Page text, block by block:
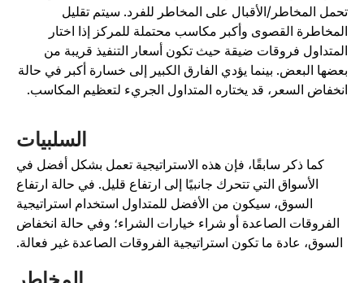
المخاطر/الأقبال على المخاطر للفرد. سيتم تقليل
القصوى وأكبر مكاسب محتملة للمركز إذا اختار
فروقات ضيقة حيث تكون أسعار التنفيذ قريبة من
البعض. بينما يؤدي الفارق الكبير إلى خسارة أكبر في حالة
السعر، قد يختاره المتداول الجريء لتعظيم المكاسب.
السلبيات
كما ذكر سابقًا، فإن هذه الاستراتيجية تعمل بشكل أفضل في
الأسواق التي تتحرك جانبيًا إلى ارتفاع قليل. في حالة ارتفاع
السوق، سيكون من الأفضل للمتداول استخدام استراتيجية
الفروقات الصاعدة أو شراء خيارات الشراء؛ وفي حالة انخفاض
السوق، عادة ما تكون استراتيجية الفروقات الصاعدة غير فعالة.